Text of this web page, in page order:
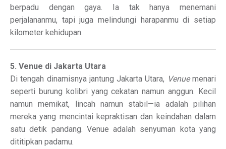
berpadu dengan gaya. Ia tak hanya menemani
perjalananmu, tapi juga melindungi harapanmu di setiap
kilometer kehidupan.
5. Venue di Jakarta Utara
Di tengah dinamisnya jantung Jakarta Utara, Venuemenari
seperti burung kolibri yang cekatan namun anggun. Kecil
namun memikat, lincah namun stabil—ia adalah pilihan
mereka yang mencintai kepraktisan dan keindahan dalam
satu detik pandang. Venue adalah senyuman kota yang
dititipkan padamu.